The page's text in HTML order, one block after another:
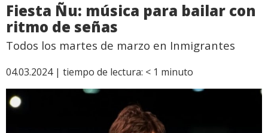
Fiesta Ñu: música para bailar con
ritmo de señas
Todos los martes de marzo en Inmigrantes
04.03.2024 | tiempo de lectura: < 1 minuto